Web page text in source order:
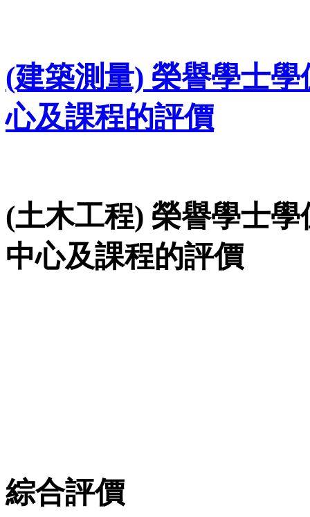
(建築測量) 榮譽學士學
心及課程的評價
(土木工程) 榮譽學士
中心及課程的評價
綜合評價